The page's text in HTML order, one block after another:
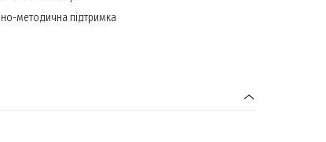
методична підтримка